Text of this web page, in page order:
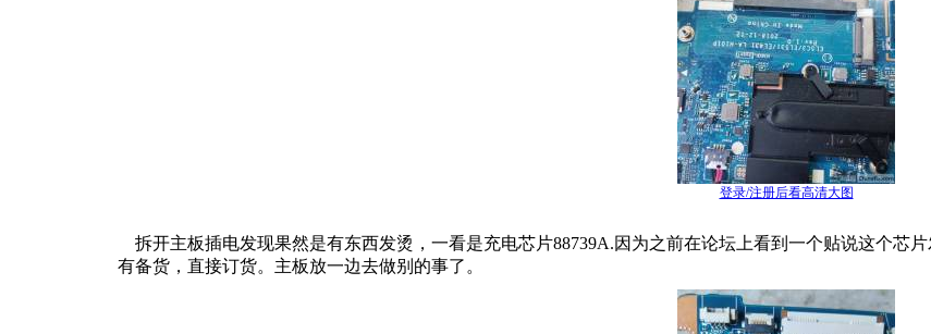
登录/注册后看高清大图
拆开主板插电发现果然是有东西发烫，一看是充电芯片88739A.因为之前在论坛上看到一个贴说这个芯
有备货，直接订货。主板放一边去做别的事了。